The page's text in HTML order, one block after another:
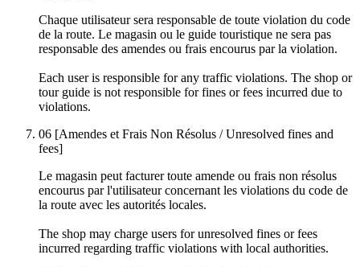
Chaque utilisateur sera responsable de toute violation du code
de la route. Le magasin ou le guide touristique ne sera pas
responsable des amendes ou frais encourus par la violation.
Each user is responsible for any traffic violations. The shop or
tour guide is not responsible for fines or fees incurred due to
violations.
06 [Amendes et Frais Non Résolus / Unresolved fines and
fees]
Le magasin peut facturer toute amende ou frais non résolus
encourus par l'utilisateur concernant les violations du code de
la route avec les autorités locales.
The shop may charge users for unresolved fines or fees
incurred regarding traffic violations with local authorities.